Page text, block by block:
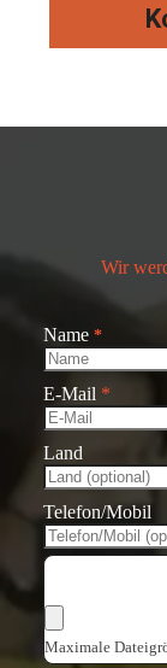
Wir
Name *
E-Mail *
Land
Telefon/Mobil
Maximale